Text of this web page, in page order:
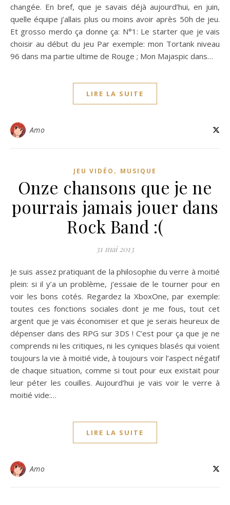
changée. En bref, que je savais déjà aujourd’hui, en juin,
quelle équipe j’allais plus ou moins avoir après 50h de jeu.
Et grosso merdo ça donne ça: N°1: Le starter que je vais
choisir au début du jeu Par exemple: mon Tortank niveau
96 dans ma partie ultime de Rouge ; Mon Majaspic dans…
LIRE LA SUITE
Amo
JEU VIDÉO , MUSIQUE
Onze chansons que je ne
pourrais jamais jouer dans
Rock Band :(
31 mai 2013
Je suis assez pratiquant de la philosophie du verre à moitié
plein: si il y’a un problème, j’essaie de le tourner pour en
voir les bons cotés. Regardez la XboxOne, par exemple:
toutes ces fonctions sociales dont je me fous, tout cet
argent que je vais économiser et que je serais heureux de
dépenser dans des RPG sur 3DS ! C’est pour ça que je ne
comprends ni les critiques, ni les cyniques blasés qui voient
toujours la vie à moitié vide, à toujours voir l’aspect négatif
de chaque situation, comme si tout pour eux existait pour
leur péter les couilles. Aujourd’hui je vais voir le verre à
moitié vide:…
LIRE LA SUITE
Amo